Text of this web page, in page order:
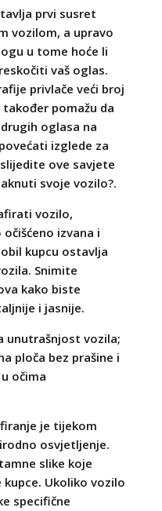
prvi susret
vozilom, a upravo
u tome hoće li
vaš oglas.
privlače veći broj
pomažu da
oglasa na
izglede za
ove savjete
svoje vozilo?.
vozilo,
izvana i
kupcu ostavlja
Snimite
kako biste
i jasnije.
unutrašnjost vozila;
ploča bez prašine i
očima
je tijekom
osvjetljenje.
slike koje
Ukoliko vozilo
specifične